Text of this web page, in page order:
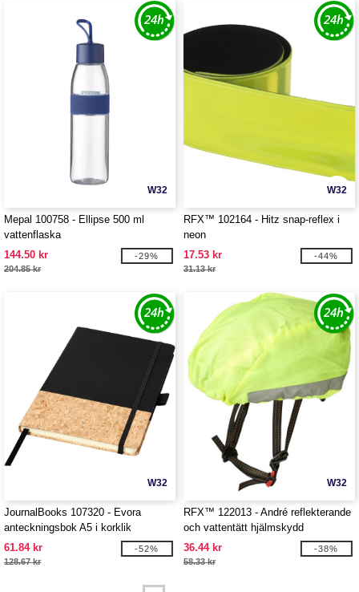
W32
Mepal 100758 - Ellipse 500 ml
vattenflaska
144.50 kr
204.85 kr
-29%
W32
RFX™ 102164 - Hitz snap-reflex i
neon
17.53 kr
31.13 kr
-44%
W32
JournalBooks 107320 - Evora
anteckningsbok A5 i korklik
termoformad PU
61.84 kr
128.67 kr
-52%
W32
RFX™ 122013 - André reflekterande
och vattentätt hjälmskydd
36.44 kr
58.33 kr
-38%